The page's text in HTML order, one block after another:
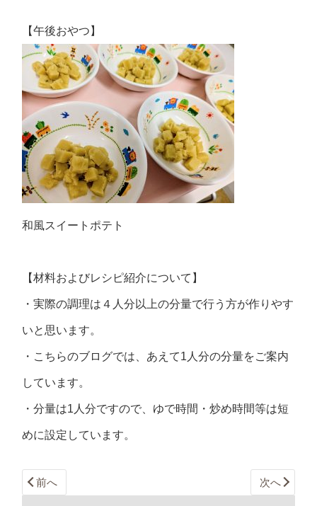
【午後おやつ】
和風スイートポテト
【材料およびレシピ紹介について】
・実際の調理は４人分以上の分量で行う方が作りやす
いと思います。
・こちらのブログでは、あえて1人分の分量をご案内
しています。
・分量は1人分ですので、ゆで時間・炒め時間等は短
めに設定しています。
前へ 次へ